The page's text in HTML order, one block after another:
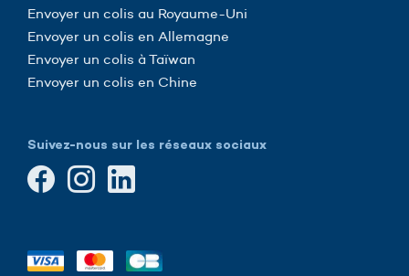
Envoyer un colis au Royaume-Uni
Envoyer un colis en Allemagne
Envoyer un colis à Taïwan
Envoyer un colis en Chine
Suivez-nous sur les réseaux sociaux